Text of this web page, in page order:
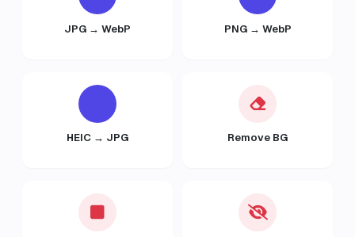
JPG → WebP PNG → WebP
HEIC → JPG Remove BG